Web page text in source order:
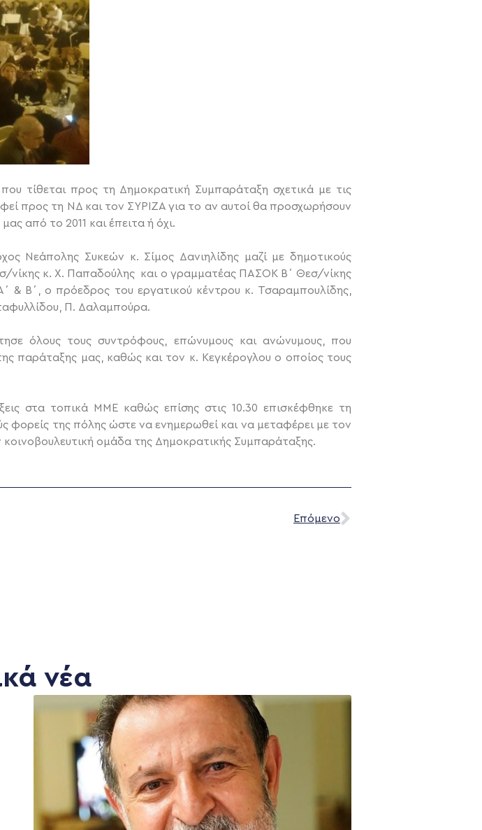
τίθεται προς τη Δημοκρατική Συμπαράταξη σχετικά με τις
προς τη ΝΔ και τον ΣΥΡΙΖΑ για το αν αυτοί θα προσχωρήσουν
από το 2011 και έπειτα ή όχι.
Νεάπολης Συκεών κ. Σίμος Δανιηλίδης μαζί με δημοτικούς
κ. Χ. Παπαδούλης και ο γραμματέας ΠΑΣΟΚ Β΄ Θεσ/νίκης
Β΄, ο πρόεδρος του εργατικού κέντρου κ. Τσαραμπουλίδης,
Π. Δαλαμπούρα.
όλους τους συντρόφους, επώνυμους και ανώνυμους, που
παράταξης μας, καθώς και τον κ. Κεγκέρογλου ο οποίος τους
στα τοπικά ΜΜΕ καθώς επίσης στις 10.30 επισκέφθηκε τη
φορείς της πόλης ώστε να ενημερωθεί και να μεταφέρει με τον
ομάδα της Δημοκρατικής Συμπαράταξης.
Επόμενο
νέα
ΕΚΛΟΓΙΚΌ ΚΈΝΤΡΟ
+(30) 289 102 4800
Ηλ. ταχυδρομείο
kegkeroglou@gmail.com
NEWSLETTER